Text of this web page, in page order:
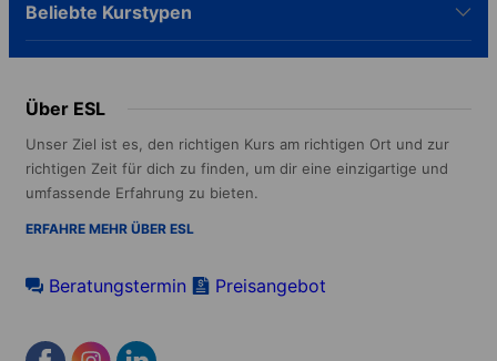
Beliebte Kurstypen
Über ESL
Unser Ziel ist es, den richtigen Kurs am richtigen Ort und zur
richtigen Zeit für dich zu finden, um dir eine einzigartige und
umfassende Erfahrung zu bieten.
ERFAHRE MEHR ÜBER ESL
Beratungstermin Preisangebot